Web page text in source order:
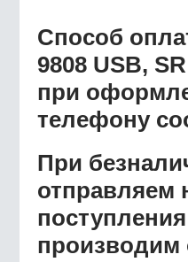
Способ
9808 USB, SR
при
телефону
При
отправляем
производим